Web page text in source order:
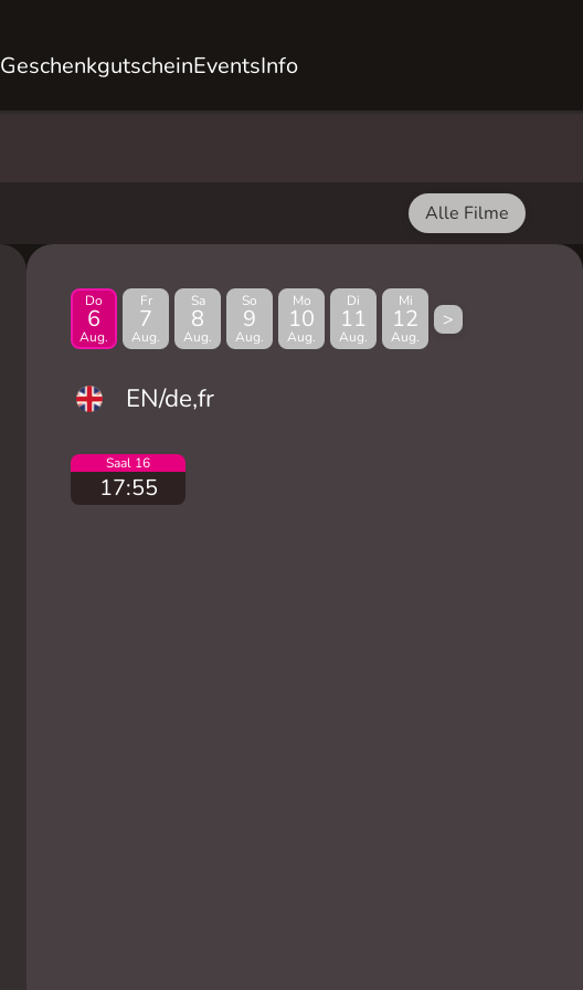
GeschenkgutscheinEventsInfo
Alle Filme
Do
6
Aug.
Fr
7
Aug.
Sa
8
Aug.
So
9
Aug.
Mo
10
Aug.
Di
11
Aug.
Mi
12
Aug.
>
EN/de,fr
Saal 16
17:55